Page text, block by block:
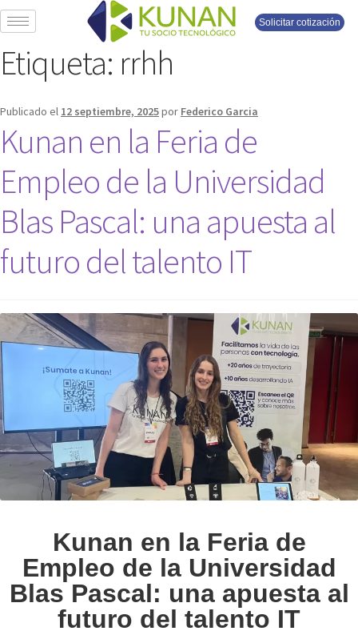
Solicitar cotización
Etiqueta: rrhh
Publicado el 12 septiembre, 2025por Federico Garcia
Kunan en la Feria de
Empleo de la Universidad
Blas Pascal: una apuesta al
futuro del talento IT
Kunan en la Feria de
Empleo de la Universidad
Blas Pascal: una apuesta al
futuro del talento IT